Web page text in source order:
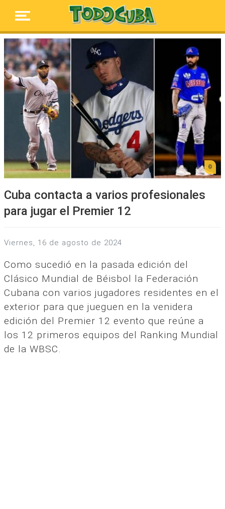
Cuba contacta a varios profesionales
para jugar el Premier 12
viernes, 16 de agosto de 2024
Como sucedió en la pasada edición del
Clásico Mundial de Béisbol la Federación
Cubana con varios jugadores residentes en el
exterior para que jueguen en la venidera
edición del Premier 12 evento que reúne a
los 12 primeros equipos del Ranking Mundial
de la WBSC.